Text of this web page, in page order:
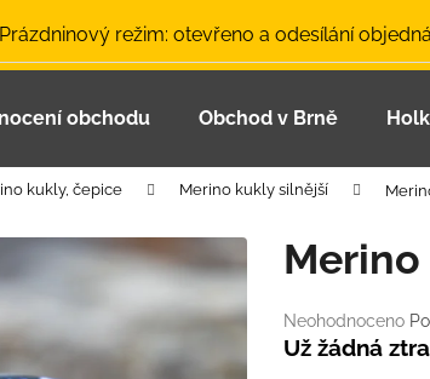
režim: otevřeno a odesílání
obchodu Obchod v Brně
kukly, čepice Merino kukly silnější
Průměrné
hodnocení
Neohodnoceno
Už žádná
Co potřebujete najít?
Doporučujeme